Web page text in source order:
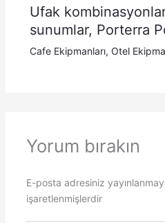
Ufak
sunumlar, Porterra
Cafe Ekipmanları, Otel
Yorum bırakın
E-posta adresiniz
işaretlenmişlerdir